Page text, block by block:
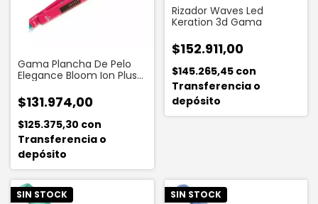
Gama Plancha De Pelo
Elegance Bloom Ion Plus
$131.974,00
$125.375,30 con
Transferencia o
depósito
Rizador Waves Led
Keration 3d Gama
$152.911,00
$145.265,45 con
Transferencia o
depósito
SIN STOCK SIN STOCK